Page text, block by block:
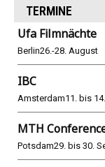
TERMINE
Ufa Filmnächte
Berlin26.-28. August
IBC
Amsterdam11. bis
MTH
Potsdam29. bis 30.